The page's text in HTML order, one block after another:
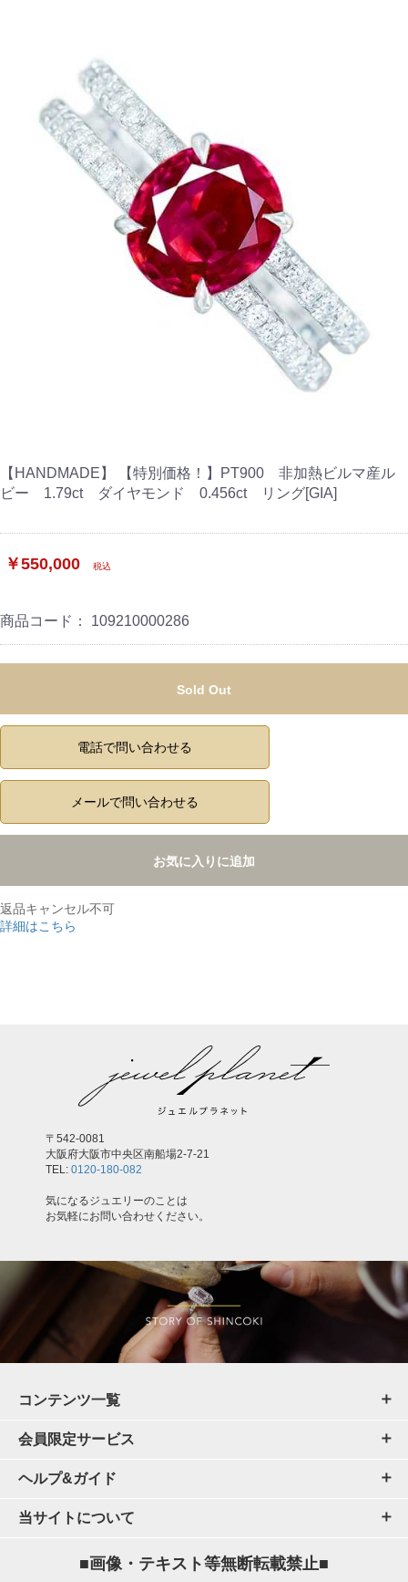
【HANDMADE】 【特別価格！】PT900 非加熱ビルマ産ル
ビー 1.79ct ダイヤモンド 0.456ct リング[GIA]
￥550,000 税込
商品コード： 109210000286
Sold Out
電話で問い合わせる
メールで問い合わせる
お気に入りに追加
返品キャンセル不可
詳細はこちら
〒542-0081
大阪府大阪市中央区南船場2-7-21
TEL: 0120-180-082
気になるジュエリーのことは
お気軽にお問い合わせください。
コンテンツ一覧
会員限定サービス
ヘルプ&ガイド
当サイトについて
■画像・テキスト等無断転載禁止■